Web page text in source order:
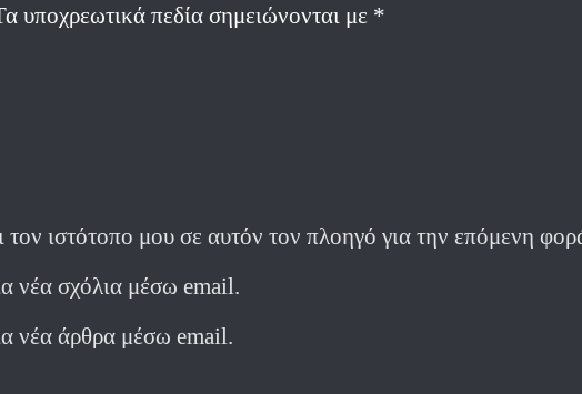
υποχρεωτικά πεδία σημειώνονται με *
ιστότοπο μου σε αυτόν τον πλοηγό για την επόμενη
νέα σχόλια μέσω email.
νέα άρθρα μέσω email.